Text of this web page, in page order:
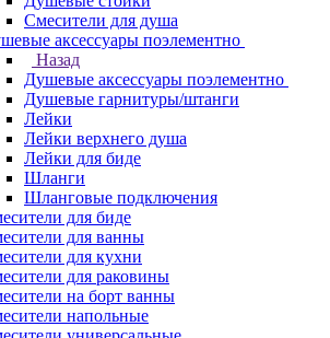
Смесители для душа
аксессуары поэлементно
Назад
Душевые аксессуары поэлементно
Душевые гарнитуры/штанги
Лейки
Лейки верхнего душа
Лейки для биде
Шланги
Шланговые подключения
для биде
для ванны
для кухни
для раковины
на борт ванны
напольные